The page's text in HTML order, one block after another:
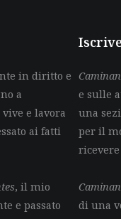
in diritto e
a
e lavora
ai fatti
, il mio
e passato
e sulle
una
per il
di una